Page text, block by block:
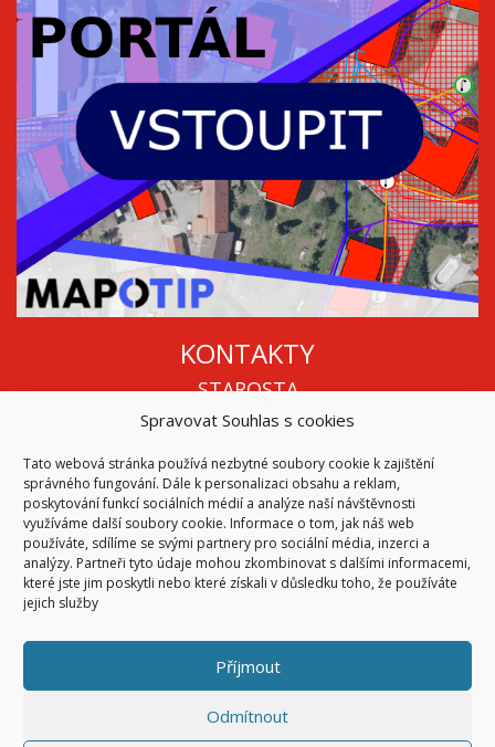
Spravovat Souhlas s cookies
Tato webová stránka používá nezbytné soubory cookie k zajištění
správného fungování. Dále k personalizaci obsahu a reklam,
poskytování funkcí sociálních médií a analýze naší návštěvnosti
využíváme další soubory cookie. Informace o tom, jak náš web
používáte, sdílíme se svými partnery pro sociální média, inzerci a
analýzy. Partneři tyto údaje mohou zkombinovat s dalšími informacemi,
které jste jim poskytli nebo které získali v důsledku toho, že používáte
jejich služby
Příjmout
Odmítnout
KONTAKTY
STAROSTA
Mgr. Roman Vala
info@oukojetice.cz
ÚŘEDNÍ HODINY
Po, St: 15:30 - 16:30
Všechny kontakty | Kde nás najdete
© 2026Obec Kojetice na Moravě
Všechna práva vyhrazena